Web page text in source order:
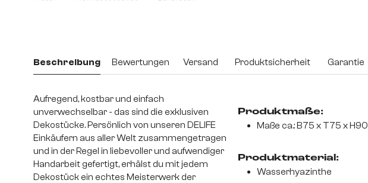
Beschreibung Bewertungen Versand Produktsicherheit Garantie
Aufregend, kostbar und einfach
unverwechselbar - das sind die exklusiven
Dekostücke. Persönlich von unseren DELIFE
Einkäufern aus aller Welt zusammengetragen
und in der Regel in liebevoller und aufwendiger
Handarbeit gefertigt, erhälst du mit jedem
Dekostück ein echtes Meisterwerk der
Produktmaße:
Maße ca.: B75 x T75 x H90
Produktmaterial:
Wasserhyazinthe